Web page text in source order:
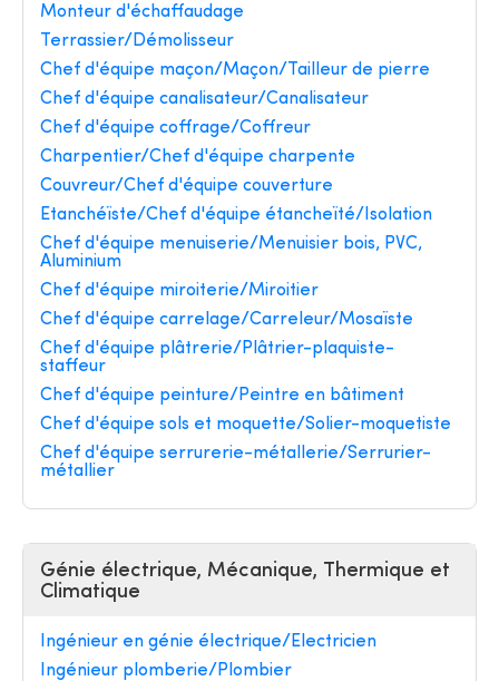
Monteur d'échaffaudage
Terrassier/Démolisseur
Chef d'équipe maçon/Maçon/Tailleur de pierre
Chef d'équipe canalisateur/Canalisateur
Chef d'équipe coffrage/Coffreur
Charpentier/Chef d'équipe charpente
Couvreur/Chef d'équipe couverture
Etanchéïste/Chef d'équipe étancheïté/Isolation
Chef d'équipe menuiserie/Menuisier bois, PVC,
Aluminium
Chef d'équipe miroiterie/Miroitier
Chef d'équipe carrelage/Carreleur/Mosaïste
Chef d'équipe plâtrerie/Plâtrier-plaquiste-
staffeur
Chef d'équipe peinture/Peintre en bâtiment
Chef d'équipe sols et moquette/Solier-moquetiste
Chef d'équipe serrurerie-métallerie/Serrurier-
métallier
Génie électrique, Mécanique, Thermique et
Climatique
Ingénieur en génie électrique/Electricien
Ingénieur plomberie/Plombier